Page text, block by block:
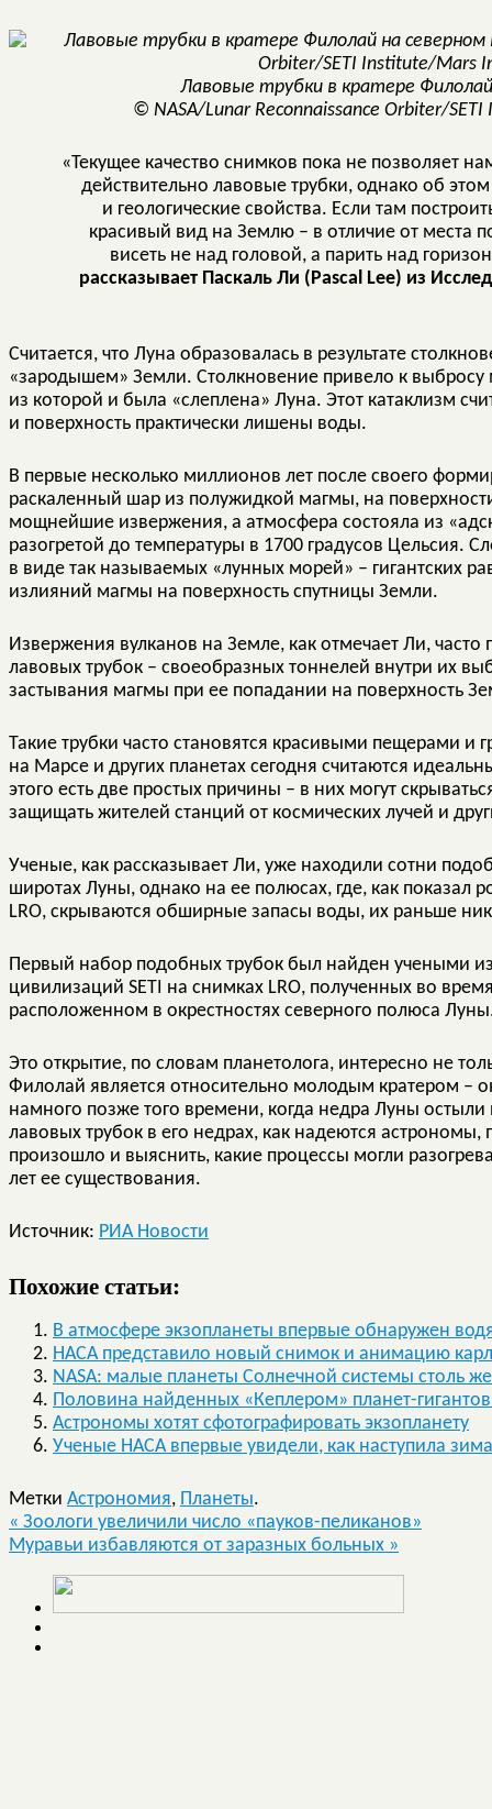
Лавовые трубки в кратере
© NASA/Lunar Reconnaissance Orbiter/
«Текущее качество снимков пока не позволяет
действительно лавовые трубки, однако об
и геологические свойства. Если там
красивый вид на Землю – в отличие от места
висеть не над головой, а парить над
рассказывает Паскаль Ли (Pascal Lee) из
Считается, что Луна образовалась в результате
«зародышем» Земли. Столкновение привело к
из которой и была «слеплена» Луна. Этот катаклизм
и поверхность практически лишены воды.
В первые несколько миллионов лет после своего
раскаленный шар из полужидкой магмы, на
мощнейшие извержения, а атмосфера состояла из
разогретой до температуры в 1700 градусов Цельсия.
в виде так называемых «лунных морей» – гигантских
излияний магмы на поверхность спутницы Земли.
Извержения вулканов на Земле, как отмечает Ли,
лавовых трубок – своеобразных тоннелей внутри их
застывания магмы при ее попадании на поверхность
Такие трубки часто становятся красивыми пещерами и
на Марсе и других планетах сегодня считаются
этого есть две простых причины – в них могут
защищать жителей станций от космических лучей и
Ученые, как рассказывает Ли, уже находили сотни
широтах Луны, однако на ее полюсах, где, как показал
LRO, скрываются обширные запасы воды, их раньше
Первый набор подобных трубок был найден учеными
цивилизаций SETI на снимках LRO, полученных во
расположенном в окрестностях северного полюса
Это открытие, по словам планетолога, интересно не
Филолай является относительно молодым кратером –
намного позже того времени, когда недра Луны остыли
лавовых трубок в его недрах, как надеются астрономы,
произошло и выяснить, какие процессы могли
лет ее существования.
Источник: РИА Новости
Похожие статьи:
В атмосфере экзопланеты впервые обнаружен
НАСА представило новый снимок и анимацию
NASA: малые планеты Солнечной системы столь
Половина найденных «Кеплером» планет-гигантов
Астрономы хотят сфотографировать экзопланету
Ученые НАСА впервые увидели, как наступила
Метки Астрономия, Планеты.
« Зоологи увеличили число «пауков-пеликанов»
Муравьи избавляются от заразных больных »